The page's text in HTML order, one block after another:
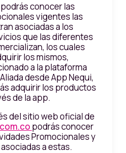
conocer las
vigentes las
asociadas a los
que las diferentes
los cuales
los mismos,
a la plataforma
desde App Nequi,
adquirir los productos
de la app.
del sitio web oficial de
podrás conocer
Promocionales y
a estas.